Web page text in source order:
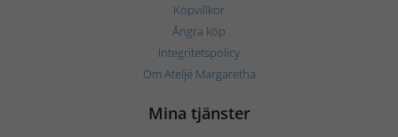
Köpvillkor
Ångra köp
Integritetspolicy
Om Ateljé Margaretha
Mina tjänster